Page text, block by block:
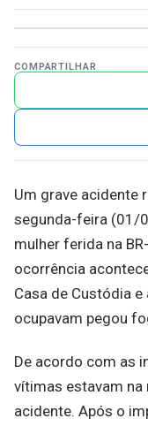
COMPARTILHAR
Um grave acidente
segunda-feira (01/
mulher ferida na
ocorrência
Casa de Custódia
ocupavam pegou
De acordo com as
vítimas estavam
acidente. Após o